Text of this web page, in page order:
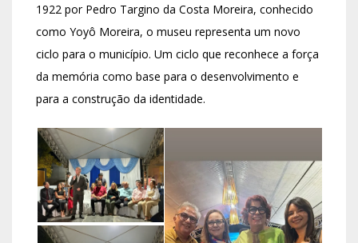
1922 por Pedro Targino da Costa Moreira, conhecido
como Yoyô Moreira, o museu representa um novo
ciclo para o município. Um ciclo que reconhece a força
da memória como base para o desenvolvimento e
para a construção da identidade.